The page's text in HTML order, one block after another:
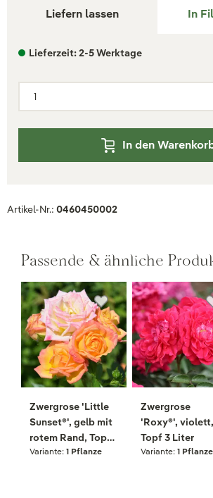
Liefern lassen In
Lieferzeit: 2-5 Werktage
In den
Artikel-Nr.: 0460450002
Passende & ähnliche
Zwergrose 'Little
Sunset®', gelb mit
rotem Rand, Topf
3 Liter
Variante: 1 Pflanze
Zwergrose
'Roxy®', violett,
Topf 3 Liter
Variante:1 Pflanze